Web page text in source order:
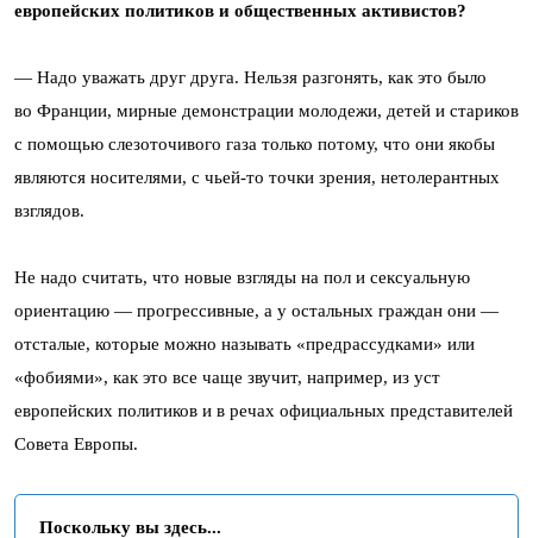
европейских политиков и общественных активистов?
— Надо уважать друг друга. Нельзя разгонять, как это было
во Франции, мирные демонстрации молодежи, детей и стариков
с помощью слезоточивого газа только потому, что они якобы
являются носителями, с чьей-то точки зрения, нетолерантных
взглядов.
Не надо считать, что новые взгляды на пол и сексуальную
ориентацию — прогрессивные, а у остальных граждан они —
отсталые, которые можно называть «предрассудками» или
«фобиями», как это все чаще звучит, например, из уст
европейских политиков и в речах официальных представителей
Совета Европы.
Поскольку вы здесь...